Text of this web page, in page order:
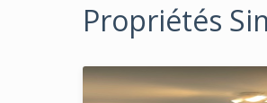
Propriétés